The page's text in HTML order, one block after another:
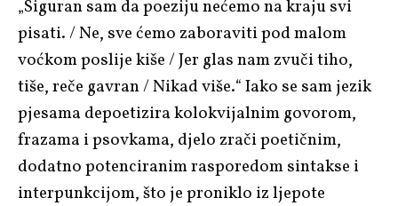
„Siguran sam da poeziju nećemo na kraju svi
pisati. / Ne, sve ćemo zaboraviti pod malom
voćkom poslije kiše / Jer glas nam zvuči tiho,
tiše, reče gavran / Nikad više.“ Iako se sam jezik
pjesama depoetizira kolokvijalnim govorom,
frazama i psovkama, djelo zrači poetičnim,
dodatno potenciranim rasporedom sintakse i
interpunkcijom, što je proniklo iz ljepote